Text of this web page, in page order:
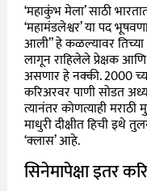
‘महाकुंभ मेला’ साठी
‘महामंडलेश्वर’ या पद
आली” हे कळल्यावर
लागून राहिलेले प्रेक्षक
असणार हे नक्की. 2000
करिअरवर पाणी सोडत
त्यानंतर कोणत्याही
माधुरी दीक्षीत हिची इथे
‘क्लास’ आहे.
सिनेमापेक्षा इतर